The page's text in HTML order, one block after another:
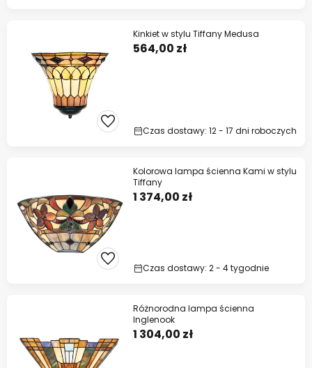
Kinkiet w stylu Tiffany Medusa
564,00 zł
Czas dostawy: 12 - 17 dni roboczych
Kolorowa lampa ścienna Kami w stylu
Tiffany
1 374,00 zł
Czas dostawy: 2 - 4 tygodnie
Różnorodna lampa ścienna
Inglenook
1 304,00 zł